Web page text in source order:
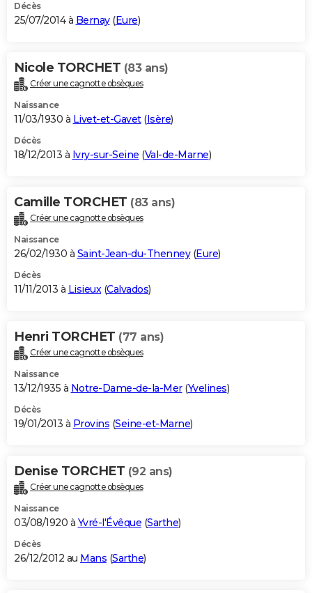
Décès
25/07/2014 à Bernay(Eure)
Nicole TORCHET (83 ans)
Créer une cagnotte obsèques
Naissance
11/03/1930 à Livet-et-Gavet(Isère)
Décès
18/12/2013 à Ivry-sur-Seine (Val-de-Marne)
Camille TORCHET (83 ans)
Créer une cagnotte obsèques
Naissance
26/02/1930 à Saint-Jean-du-Thenney(Eure)
Décès
11/11/2013 à Lisieux(Calvados)
Henri TORCHET (77 ans)
Créer une cagnotte obsèques
Naissance
13/12/1935 à Notre-Dame-de-la-Mer(Yvelines)
Décès
19/01/2013 à Provins (Seine-et-Marne)
Denise TORCHET (92 ans)
Créer une cagnotte obsèques
Naissance
03/08/1920 à Yvré-l'Évêque (Sarthe)
Décès
26/12/2012 au Mans (Sarthe)